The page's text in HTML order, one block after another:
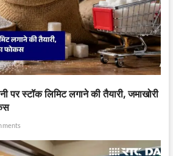
पर स्टॉक लिमिट लगाने की तैयारी, जमाखोरी